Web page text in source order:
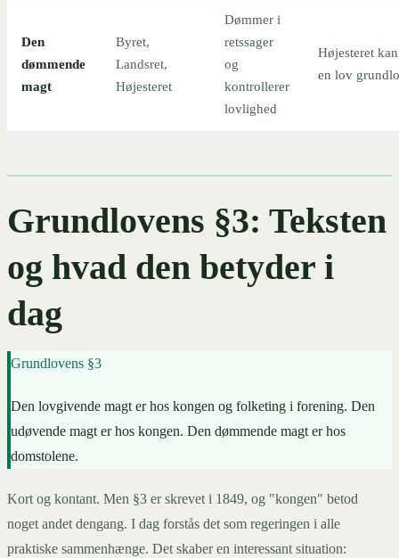
Den
dømmende
magt
Byret,
Landsret,
Højesteret
Dømmer i
retssager
og
kontrollerer
lovlighed
Højesteret
en lov
Grundlovens §3: Teksten
og hvad den betyder i
dag
Grundlovens §3
Den lovgivende magt er hos kongen og folketing i forening. Den
udøvende magt er hos kongen. Den dømmende magt er hos
domstolene.
Kort og kontant. Men §3 er skrevet i 1849, og "kongen" betod
noget andet dengang. I dag forstås det som regeringen i alle
praktiske sammenhænge. Det skaber en interessant situation: